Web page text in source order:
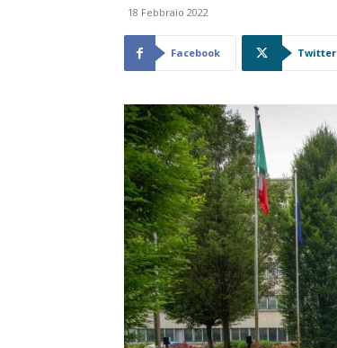
18 Febbraio 2022
Facebook Twitter